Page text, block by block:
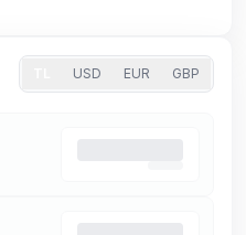
USD EUR GBP